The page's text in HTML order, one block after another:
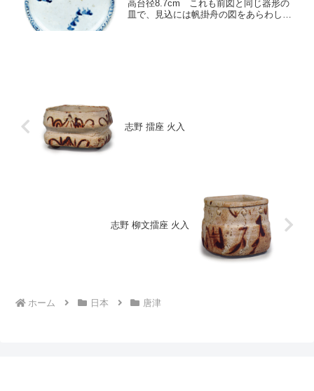
高台径8.7cm これも前図と同じ器形の
皿で、見込には帆掛舟の図をあらわして
志野 擂座 火入
志野 柳文擂座 火入
ホーム 日本 唐津